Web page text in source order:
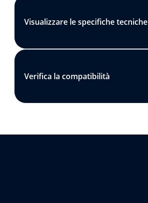
Visualizzare le specifiche tecniche
Verifica la compatibilità